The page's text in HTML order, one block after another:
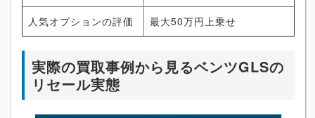
人気オプションの評価 最大50万円上乗せ
実際の買取事例から見るベンツGLSの
リセール実態